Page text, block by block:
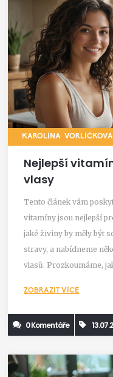
KAROLÍNA VORLÍČKOVÁ
Nejlepší
vlasy
Tento článek vám
vitamíny jsou nejlepší
jaké živiny by měly být
stravy, a nabídneme
vlasů. Prozkoumáme,
ZOBRAZIT VÍCE
0 Komentáře